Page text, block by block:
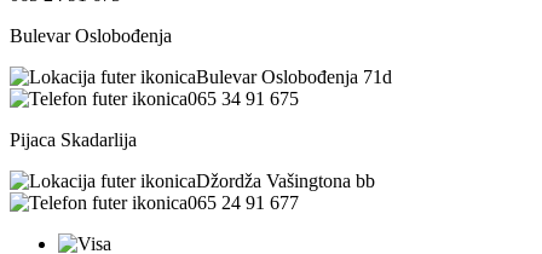
Bulevar Oslobođenja
Bulevar Oslobođenja 71d
065 34 91 675
Pijaca Skadarlija
Džordža Vašingtona bb
065 24 91 677